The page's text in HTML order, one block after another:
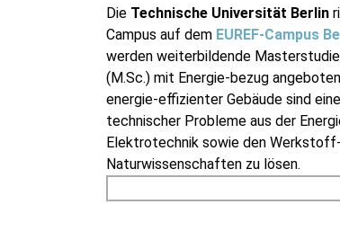
Die Technische Universität Berlin
Campus auf dem EUREF-Campus
werden weiterbildende
(M.Sc.) mit Energie-bezug
energie-effizienter Gebäude sind
technischer Probleme aus der
Elektrotechnik sowie den
Naturwissenschaften zu lösen.